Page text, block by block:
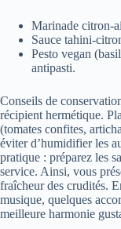
Marinade citron-
Sauce tahini-
Pesto vegan
antipasti.
Conseils de
récipient hermétique.
(tomates confites,
éviter d’humidifier les
pratique : préparez les
service. Ainsi, vous
fraîcheur des crudités.
musique, quelques
meilleure harmonie